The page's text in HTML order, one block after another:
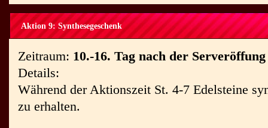
Aktion 9: Synthesegeschenk
Zeitraum: 10.-16. Tag nach der Serveröffung
Details:
Während der Aktionszeit St. 4-7 Edelsteine
zu erhalten.